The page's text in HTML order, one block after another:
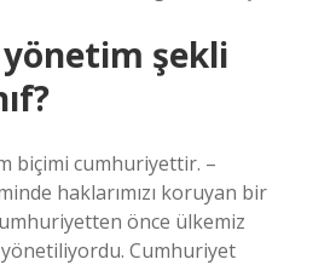
şekli
biçimi cumhuriyettir. –
haklarımızı koruyan bir
önce ülkemiz
Cumhuriyet